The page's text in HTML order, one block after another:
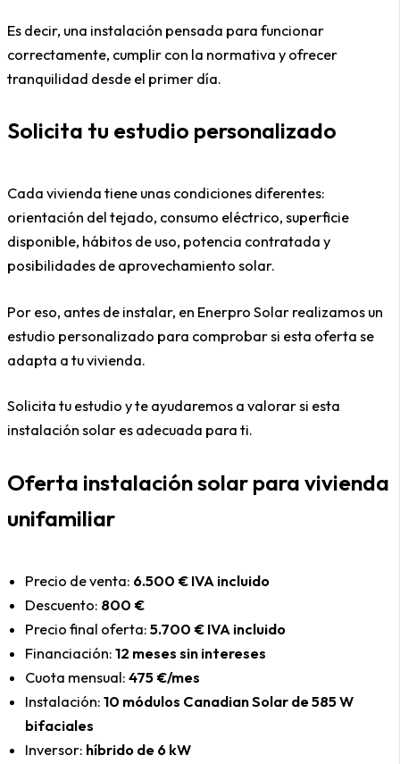
Es decir, una instalación pensada para funcionar
correctamente, cumplir con la normativa y ofrecer
tranquilidad desde el primer día.
Solicita tu estudio personalizado
Cada vivienda tiene unas condiciones diferentes:
orientación del tejado, consumo eléctrico, superficie
disponible, hábitos de uso, potencia contratada y
posibilidades de aprovechamiento solar.
Por eso, antes de instalar, en Enerpro Solar realizamos un
estudio personalizado para comprobar si esta oferta se
adapta a tu vivienda.
Solicita tu estudio y te ayudaremos a valorar si esta
instalación solar es adecuada para ti.
Oferta instalación solar para vivienda
unifamiliar
Precio de venta: 6.500 € IVA incluido
Descuento: 800 €
Precio final oferta: 5.700 € IVA incluido
Financiación: 12 meses sin intereses
Cuota mensual: 475 €/mes
Instalación: 10 módulos Canadian Solar de 585 W
bifaciales
Inversor: híbrido de 6 kW